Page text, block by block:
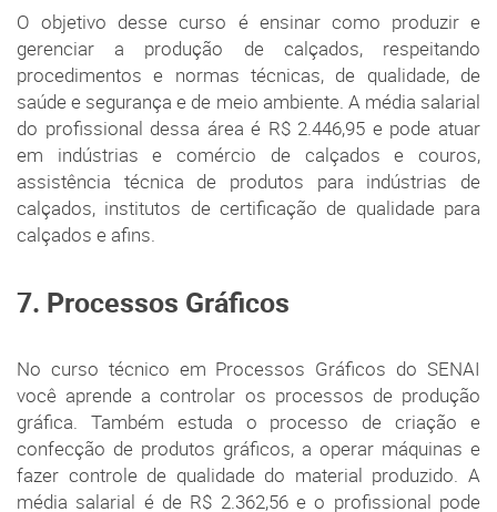
O objetivo desse curso é ensinar como produzir e
gerenciar a produção de calçados, respeitando
procedimentos e normas técnicas, de qualidade, de
saúde e segurança e de meio ambiente. A média salarial
do profissional dessa área é R$ 2.446,95 e pode atuar
em indústrias e comércio de calçados e couros,
assistência técnica de produtos para indústrias de
calçados, institutos de certificação de qualidade para
calçados e afins.
7. Processos Gráficos
No curso técnico em Processos Gráficos do SENAI
você aprende a controlar os processos de produção
gráfica. Também estuda o processo de criação e
confecção de produtos gráficos, a operar máquinas e
fazer controle de qualidade do material produzido. A
média salarial é de R$ 2.362,56 e o profissional pode